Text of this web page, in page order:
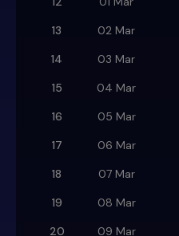
13
02 Mar
14
03 Mar
15
04 Mar
16
05 Mar
17
06 Mar
18
07 Mar
19
08 Mar
20
09 Mar